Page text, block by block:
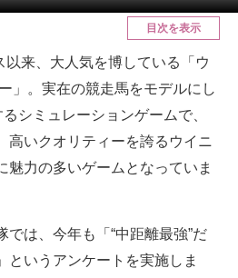
ド
来
目次を表示
来、大人気を博している「ウ
」。実在の競走馬をモデルにし
シミュレーションゲームで、
高いクオリティーを誇るウイニ
魅力の多いゲームとなっていま
は、今年も「“中距離最強”だ
というアンケートを実施しま